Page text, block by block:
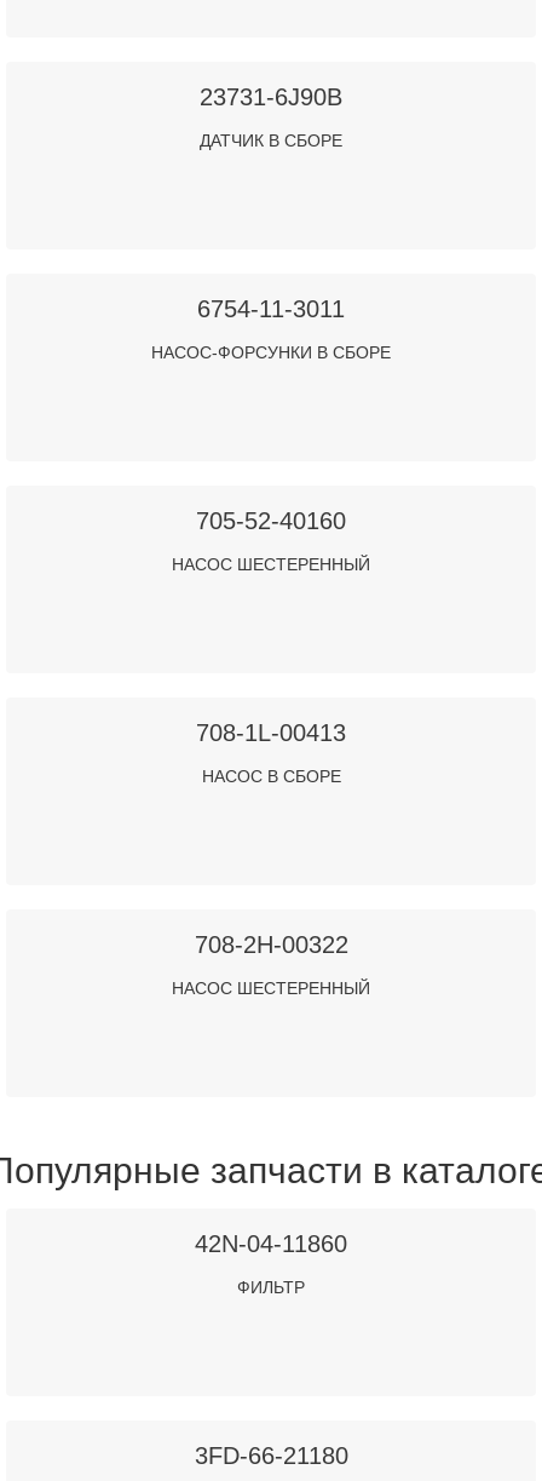
23731-6J90B
ДАТЧИК В СБОРЕ
6754-11-3011
НАСОС-ФОРСУНКИ В СБОРЕ
705-52-40160
НАСОС ШЕСТЕРЕННЫЙ
708-1L-00413
НАСОС В СБОРЕ
708-2H-00322
НАСОС ШЕСТЕРЕННЫЙ
запчасти в
42N-04-11860
ФИЛЬТР
3FD-66-21180